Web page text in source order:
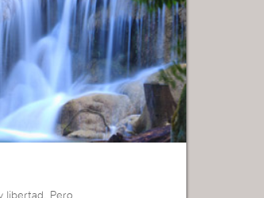
libertad. Pero